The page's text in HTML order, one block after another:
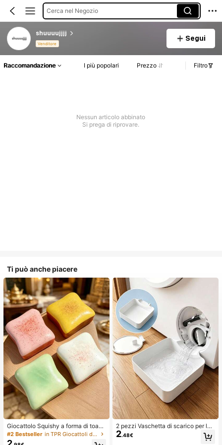
Cerca nel Negozio
shuuuujjjj
Venditore
Segui
Raccomandazione I più popolari Prezzo Filtro
Nessun articolo abbinato
Si prega di riprovare.
Ti può anche piacere
Giocattolo Squishy a forma di toast
extra large, super morbido, giocattol
o antistress a forma di toast al burr
#2 Bestseller in TPR Giocattoli divertenti e novità per adolesce
2 pezzi Vaschetta di scarico per lav
atrice, Tappetino di protezione imp
ermeabile per pavimento della lava
2.48€